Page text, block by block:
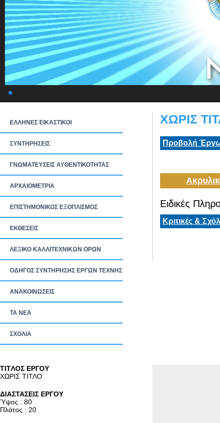
ΕΛΛΗΝΕΣ ΕΙΚΑΣΤΙΚΟΙ
ΣΥΝΤΗΡΗΣΕΙΣ
ΓΝΩΜΑΤΕΥΣΕΙΣ ΑΥΘΕΝΤΙΚΟΤΗΤΑΣ
ΑΡΧΑΙΟΜΕΤΡΙΑ
ΕΠΙΣΤΗΜΟΝΙΚΟΣ ΕΞΟΠΛΙΣΜΟΣ
ΕΚΘΕΣΕΙΣ
ΛΕΞΙΚΟ ΚΑΛΛΙΤΕΧΝΙΚΩΝ ΟΡΩΝ
ΟΔΗΓΟΣ ΣΥΝΤΗΡΗΣΗΣ ΕΡΓΩΝ ΤΕΧΝΗΣ
ΑΝΑΚΟΙΝΩΣΕΙΣ
ΤΑ ΝEΑ
ΣΧΟΛΙΑ
ΧΩΡΙΣ
Προβολή
Ειδικές
Κριτικές &
TITΛΟΣ ΕΡΓΟΥ
ΧΩΡΙΣ ΤΙΤΛΟ
ΔΙΑΣΤΑΣΕΙΣ ΕΡΓΟΥ
Ύψος : 80
Πλάτος : 20